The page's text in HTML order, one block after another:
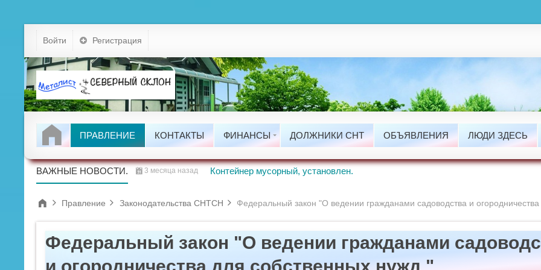
Войти Регистрация
Правление
ПРАВЛЕНИЕ КОНТАКТЫ ФИНАНСЫ
Тарифы
Документы
Задолжности
Проводимые Работы.ДОЛЖНИКИ СНТ ОБЪЯВЛЕНИЯ ЛЮДИ ЗДЕСЬ
ВАЖНЫЕ НОВОСТИ. 3 месяца назад Контейнер мусорный, установлен.
Правление Законодательства СНТСН Федеральный закон "О ведении гражданами садоводства и
Федеральный закон "О ведении гражданами